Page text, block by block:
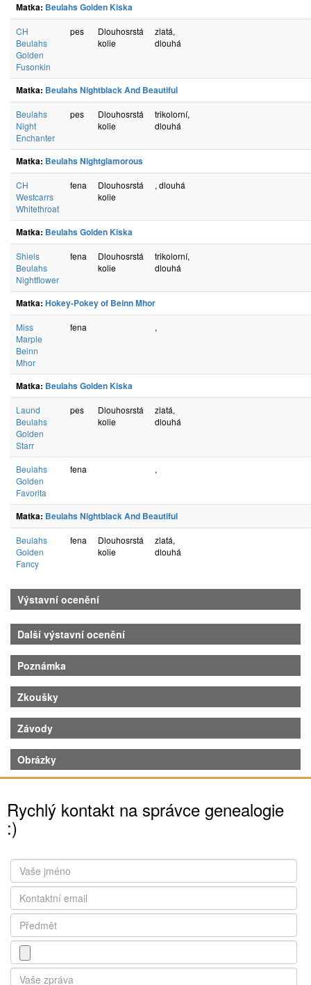
Matka: Beulahs Golden Kiska
CH
Beulahs
Golden
Fusonkin
pes
Dlouhosrstá
kolie
zlatá,
dlouhá
Matka: Beulahs Nightblack And Beautiful
Beulahs
Night
Enchanter
pes
Dlouhosrstá
kolie
trikolorní,
dlouhá
Matka: Beulahs Nightglamorous
CH
Westcarrs
Whitethroat
fena
Dlouhosrstá
kolie
, dlouhá
Matka: Beulahs Golden Kiska
Shiels
Beulahs
Nightflower
fena
Dlouhosrstá
kolie
trikolorní,
dlouhá
Matka: Hokey-Pokey of Beinn Mhor
Miss
Marple
Beinn
Mhor
fena ,
Matka: Beulahs Golden Kiska
Laund
Beulahs
Golden
Starr
pes
Dlouhosrstá
kolie
zlatá,
dlouhá
Beulahs
Golden
Favorita
fena ,
Matka: Beulahs Nightblack And Beautiful
Beulahs
Golden
Fancy
fena
Dlouhosrstá
kolie
zlatá,
dlouhá
Výstavní ocenění
Další výstavní ocenění
Poznámka
Zkoušky
Závody
Obrázky
Rychlý kontakt na správce genealogie
:)